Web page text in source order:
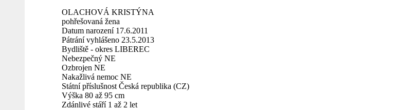
OLACHOVÁ KRISTÝNA
pohřešovaná žena
Datum narození 17.6.2011
Pátrání vyhlášeno 23.5.2013
Bydliště - okres LIBEREC
Nebezpečný NE
Ozbrojen NE
Nakažlivá nemoc NE
Státní příslušnost Česká republika (CZ)
Výška 80 až 95 cm
Zdánlivé stáří 1 až 2 let